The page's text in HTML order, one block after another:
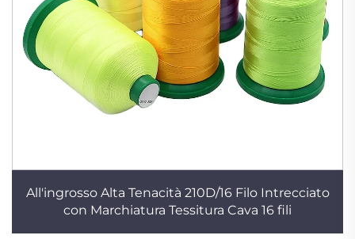
All'ingrosso Alta Tenacità 210D/16 Filo Intrecciato
con Marchiatura Tessitura Cava 16 fili